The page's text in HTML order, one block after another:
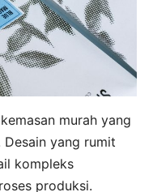
murah yang
yang rumit
kompleks
produksi.